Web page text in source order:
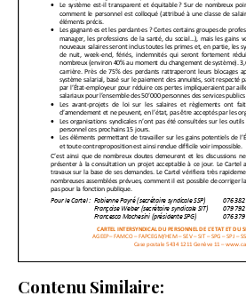
Contenu Similaire: